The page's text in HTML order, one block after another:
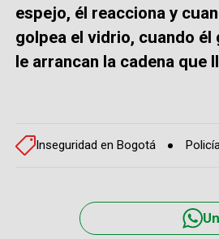
espejo, él reacciona y
golpea el vidrio, cuando
le arrancan la cadena que
Inseguridad en Bogotá